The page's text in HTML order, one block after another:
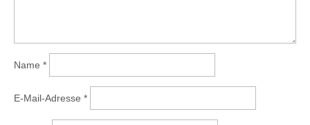
Name *
E-Mail-Adresse *